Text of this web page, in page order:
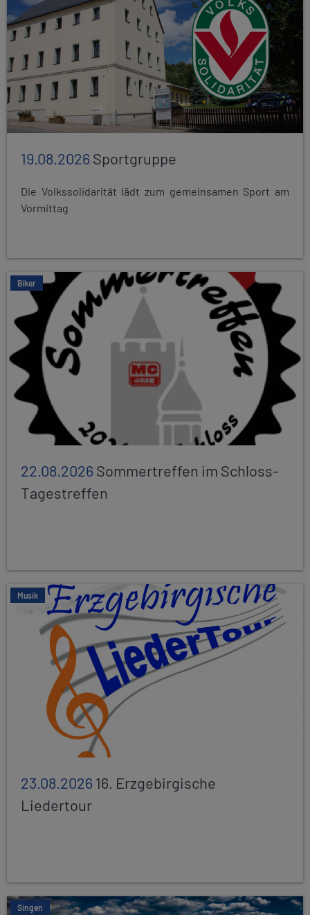
19.08.2026Sportgruppe
Die Volkssolidarität lädt zum gemeinsamen Sport am
Vormittag
Biker
22.08.2026Sommertreffen im Schloss-
Tagestreffen
Musik
23.08.202616. Erzgebirgische
Liedertour
Singen